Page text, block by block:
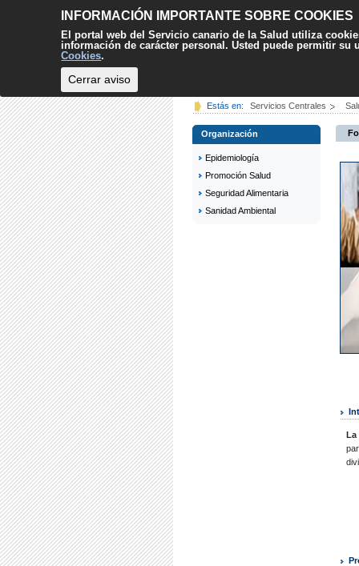
INFORMACIÓN IMPORTANTE SOBRE COOKIES
El portal web del Servicio canario de la Salud utiliza
información de carácter personal. Usted puede permitir
Cookies.
Cerrar aviso
Estás en: Servicios Centrales
Organización
Epidemiología
Promoción Salud
Seguridad Alimentaria
Sanidad Ambiental
La